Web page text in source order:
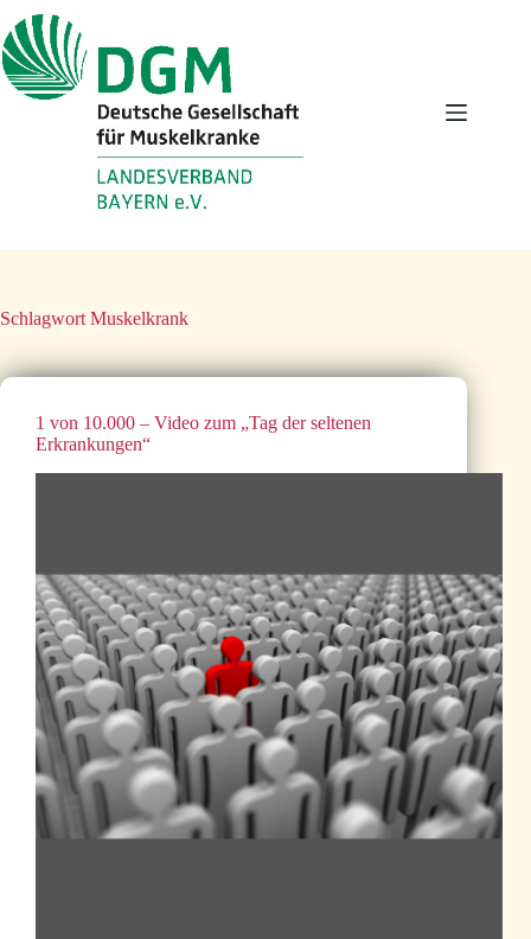
Inhalt
springen
Schlagwort Muskelkrank
1 von 10.000 – Video zum „Tag der seltenen
Erkrankungen“